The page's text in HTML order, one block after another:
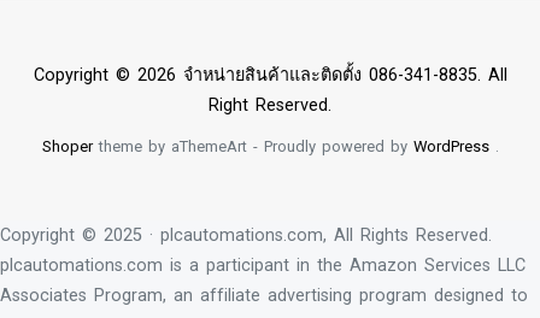
Copyright © 2026 จำหน่ายสินค้าและติดตั้ง 086-341-8835. All
Right Reserved.
Shopertheme by aThemeArt - Proudly powered by WordPress.
Copyright © 2025 · plcautomations.com, All Rights Reserved.
plcautomations.com is a participant in the Amazon Services LLC
Associates Program, an affiliate advertising program designed to